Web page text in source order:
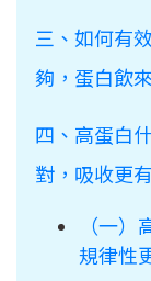
三、如何有
夠，蛋白飲
四、高蛋白
對，吸收更
（一
規律性